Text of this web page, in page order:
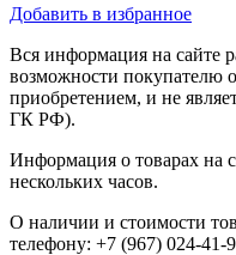
Добавить в избранное
Вся информация на сайте
возможности покупателю
приобретением, и не
ГК РФ).
Информация о товарах на
нескольких часов.
О наличии и стоимости
телефону: +7 (967) 024-41-